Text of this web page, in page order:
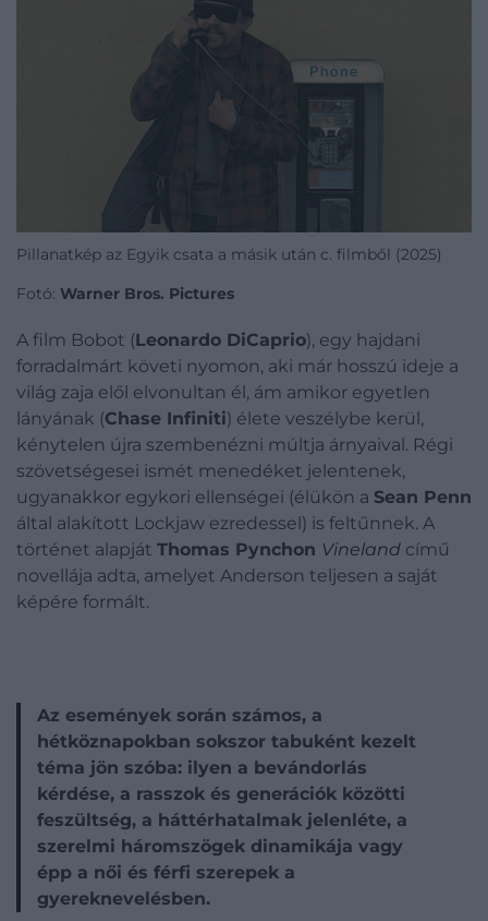
Pillanatkép az Egyik csata a másik után c. filmből (2025)
Fotó: Warner Bros. Pictures
A film Bobot (Leonardo DiCaprio), egy hajdani
forradalmárt követi nyomon, aki már hosszú ideje a
világ zaja elől elvonultan él, ám amikor egyetlen
lányának (Chase Infiniti) élete veszélybe kerül,
kénytelen újra szembenézni múltja árnyaival. Régi
szövetségesei ismét menedéket jelentenek,
ugyanakkor egykori ellenségei (élükön a Sean Penn
által alakított Lockjaw ezredessel) is feltűnnek. A
történet alapját Thomas Pynchon Vineland című
novellája adta, amelyet Anderson teljesen a saját
képére formált.
Az események során számos, a
hétköznapokban sokszor tabuként kezelt
téma jön szóba: ilyen a bevándorlás
kérdése, a rasszok és generációk közötti
feszültség, a háttérhatalmak jelenléte, a
szerelmi háromszögek dinamikája vagy
épp a női és férfi szerepek a
gyereknevelésben.